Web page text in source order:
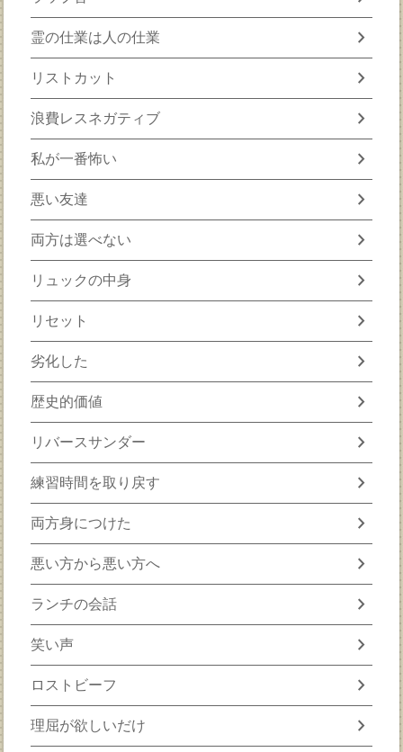
霊の仕業は人の仕業 chevron_right
リストカット chevron_right
浪費レスネガティブ chevron_right
私が一番怖い chevron_right
悪い友達 chevron_right
両方は選べない chevron_right
リュックの中身 chevron_right
リセット chevron_right
劣化した chevron_right
歴史的価値 chevron_right
リバースサンダー chevron_right
練習時間を取り戻す chevron_right
両方身につけた chevron_right
悪い方から悪い方へ chevron_right
ランチの会話 chevron_right
笑い声 chevron_right
ロストビーフ chevron_right
理屈が欲しいだけ chevron_right